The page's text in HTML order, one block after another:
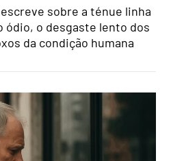
sobre a ténue linha
ódio, o desgaste lento dos
da condição humana